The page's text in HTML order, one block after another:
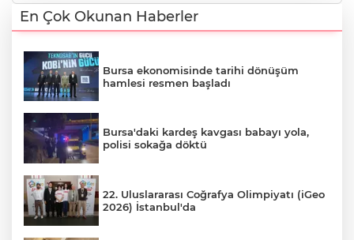
En Çok Okunan Haberler
Bursa ekonomisinde tarihi dönüşüm
hamlesi resmen başladı
Bursa'daki kardeş kavgası babayı yola,
polisi sokağa döktü
22. Uluslararası Coğrafya Olimpiyatı (iGeo
2026) İstanbul'da